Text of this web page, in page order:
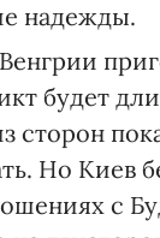
надежды.
будет
сторон
Но Киев
с